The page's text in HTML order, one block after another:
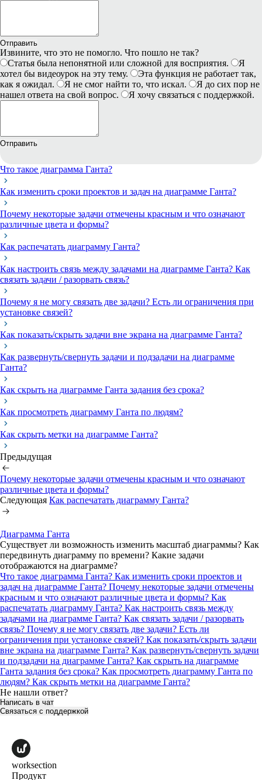
Отправить
Извините, что это не помогло. Что пошло не так?
Статья была непонятной или сложной для восприятия.
Я
хотел бы видеоурок на эту тему.
Эта функция не работает так,
как я ожидал.
Я не смог найти то, что искал.
Я до сих пор не
нашел ответа на свой вопрос.
Я хочу связаться с поддержкой.
Отправить
Что такое диаграмма Ганта?
Как изменить сроки проектов и задач на диаграмме Ганта?
Почему некоторые задачи отмечены красным и что означают
различные цвета и формы?
Как распечатать диаграмму Ганта?
Как настроить связь между задачами на диаграмме Ганта? Как
связать задачи / разорвать связь?
Почему я не могу связать две задачи? Есть ли ограничения при
установке связей?
Как показать/скрыть задачи вне экрана на диаграмме Ганта?
Как развернуть/свернуть задачи и подзадачи на диаграмме
Ганта?
Как скрыть на диаграмме Ганта задания без срока?
Как просмотреть диаграмму Ганта по людям?
Как скрыть метки на диаграмме Ганта?
Предыдущая
Почему некоторые задачи отмечены красным и что означают
различные цвета и формы?
Следующая Как распечатать диаграмму Ганта?
Диаграмма Ганта
Существует ли возможность изменить масштаб диаграммы? Как
передвинуть диаграмму по времени? Какие задачи
отображаются на диаграмме?
Что такое диаграмма Ганта? Как изменить сроки проектов и
задач на диаграмме Ганта? Почему некоторые задачи отмечены
красным и что означают различные цвета и формы? Как
распечатать диаграмму Ганта? Как настроить связь между
задачами на диаграмме Ганта? Как связать задачи / разорвать
связь? Почему я не могу связать две задачи? Есть ли
ограничения при установке связей? Как показать/скрыть задачи
вне экрана на диаграмме Ганта? Как развернуть/свернуть задачи
и подзадачи на диаграмме Ганта? Как скрыть на диаграмме
Ганта задания без срока? Как просмотреть диаграмму Ганта по
людям? Как скрыть метки на диаграмме Ганта?
Не нашли ответ?
Написать в чат
Связаться с поддержкой
worksection
Продукт